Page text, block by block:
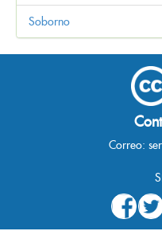
Soborno
Correo: